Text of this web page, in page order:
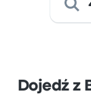
Dojedź z